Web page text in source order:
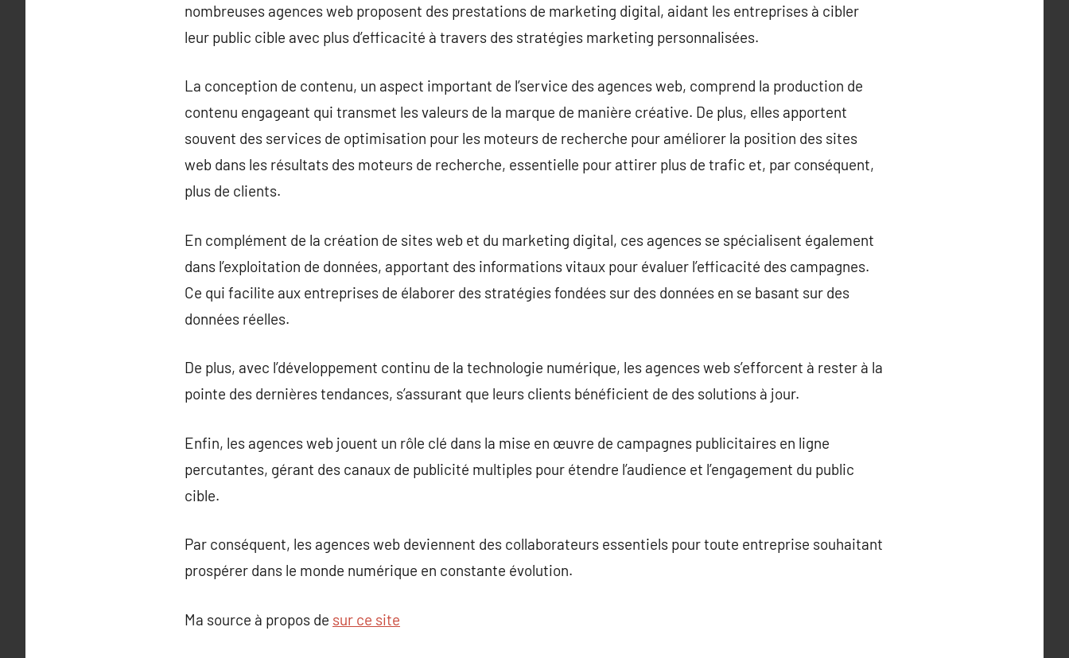
nombreuses agences web proposent des prestations de marketing digital, aidant les entreprises à cibler
leur public cible avec plus d’efficacité à travers des stratégies marketing personnalisées.
La conception de contenu, un aspect important de l’service des agences web, comprend la production de
contenu engageant qui transmet les valeurs de la marque de manière créative. De plus, elles apportent
souvent des services de optimisation pour les moteurs de recherche pour améliorer la position des sites
web dans les résultats des moteurs de recherche, essentielle pour attirer plus de trafic et, par conséquent,
plus de clients.
En complément de la création de sites web et du marketing digital, ces agences se spécialisent également
dans l’exploitation de données, apportant des informations vitaux pour évaluer l’efficacité des campagnes.
Ce qui facilite aux entreprises de élaborer des stratégies fondées sur des données en se basant sur des
données réelles.
De plus, avec l’développement continu de la technologie numérique, les agences web s’efforcent à rester à la
pointe des dernières tendances, s’assurant que leurs clients bénéficient de des solutions à jour.
Enfin, les agences web jouent un rôle clé dans la mise en œuvre de campagnes publicitaires en ligne
percutantes, gérant des canaux de publicité multiples pour étendre l’audience et l’engagement du public
cible.
Par conséquent, les agences web deviennent des collaborateurs essentiels pour toute entreprise souhaitant
prospérer dans le monde numérique en constante évolution.
Ma source à propos de sur ce site